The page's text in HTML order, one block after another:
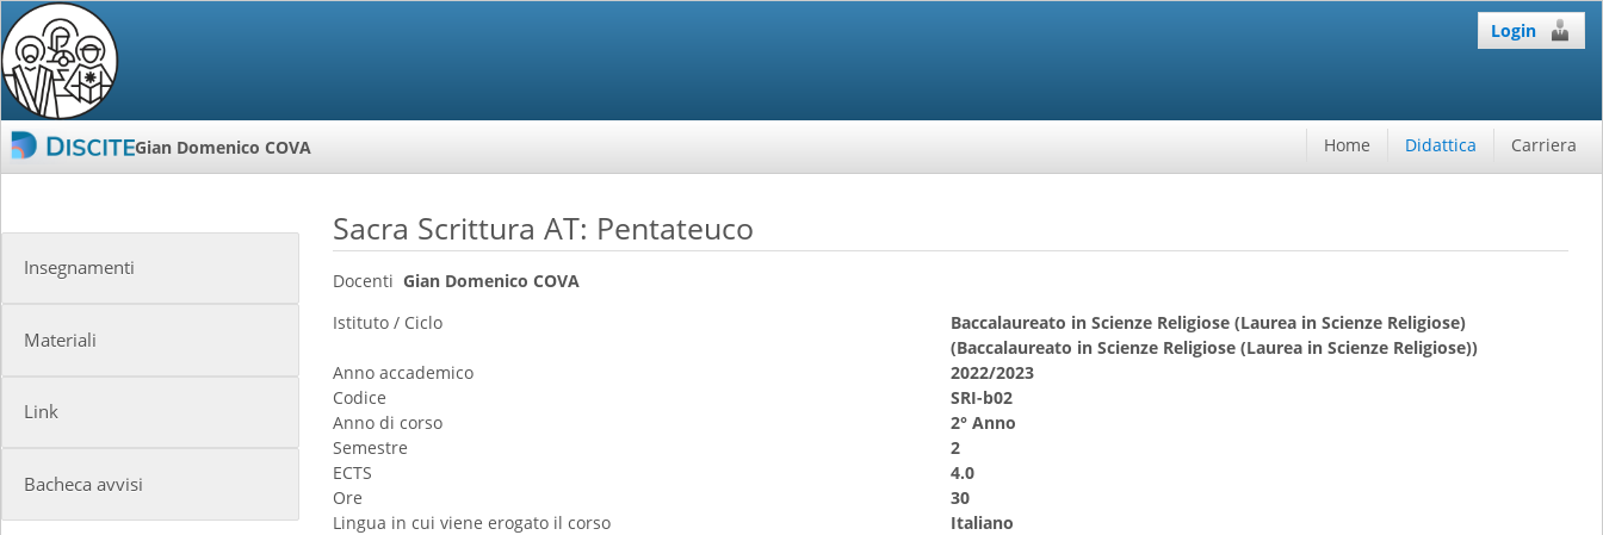
Login
Gian Domenico COVA Home Didattica Carriera
Insegnamenti
Materiali
Link
Bacheca avvisi
Sacra Scrittura AT: Pentateuco
Docenti Gian Domenico COVA
Istituto / Ciclo
Baccalaureato in Scienze Religiose (Laurea in Scienze Religiose)
(Baccalaureato in Scienze Religiose (Laurea in Scienze Religiose))
Anno accademico
2022/2023
Codice
SRI-b02
Anno di corso
2° Anno
Semestre
2
ECTS
4.0
Ore
30
Lingua in cui viene erogato il corso
Italiano